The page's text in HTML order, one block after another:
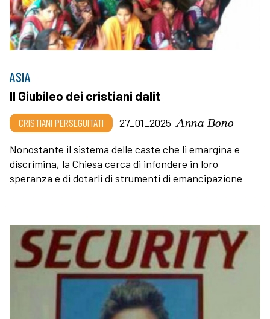
ASIA
Il Giubileo dei cristiani dalit
CRISTIANI PERSEGUITATI 27_01_2025 Anna Bono
Nonostante il sistema delle caste che li emargina e
discrimina, la Chiesa cerca di infondere in loro
speranza e di dotarli di strumenti di emancipazione